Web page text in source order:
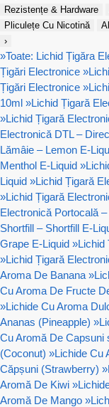
Rezistențe & Hardware
Pliculețe Cu Nicotină
›
»Toate: Lichid Țigăra
Țigări Electronice »
Țigări Electronice »
10ml »Lichid Țigară
»Lichid Țigară
Electronică DTL –
Lămâie – Lemon E-
Menthol E-Liquid »
Liquid »Lichid Țigară
»Lichid Țigară
Electronică Portocală
Shortfill – Shortfill E-
Grape E-Liquid »Lichid
»Lichid Țigară
Aroma De Banana »
Cu Aroma De Fructe
»Lichide Cu Aroma
Ananas (Pineapple) »
Cu Aromă De Capsuni
(Coconut) »Lichide Cu
Căpșuni (Strawberry) »
Aromă De Kiwi »
Aromă De Mango »